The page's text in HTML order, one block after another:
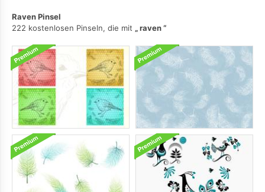
Raven Pinsel
222 kostenlosen Pinseln, die mit
raven